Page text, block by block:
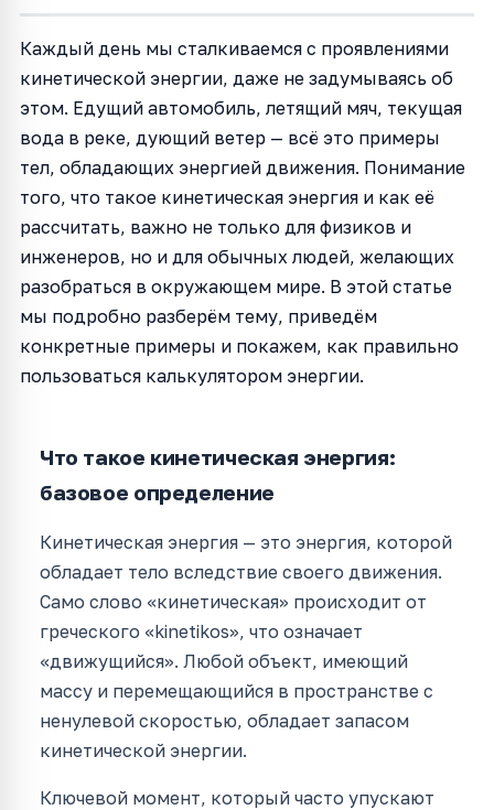
Каждый день мы сталкиваемся с проявлениями
кинетической энергии, даже не задумываясь об
этом. Едущий автомобиль, летящий мяч, текущая
вода в реке, дующий ветер — всё это примеры
тел, обладающих энергией движения. Понимание
того, что такое кинетическая энергия и как её
рассчитать, важно не только для физиков и
инженеров, но и для обычных людей, желающих
разобраться в окружающем мире. В этой статье
мы подробно разберём тему, приведём
конкретные примеры и покажем, как правильно
пользоваться калькулятором энергии.
Что такое кинетическая энергия:
базовое определение
Кинетическая энергия — это энергия, которой
обладает тело вследствие своего движения.
Само слово «кинетическая» происходит от
греческого «kinetikos», что означает
«движущийся». Любой объект, имеющий
массу и перемещающийся в пространстве с
ненулевой скоростью, обладает запасом
кинетической энергии.
Ключевой момент, который часто упускают